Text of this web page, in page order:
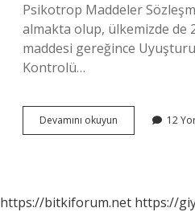
Psikotrop Maddeler
almakta olup, ülkemizde de
maddesi gereğince
Kontrolü…
Devamını okuyun Psilosibin
Bağımlılık
12
https://bitkiforum.net https://